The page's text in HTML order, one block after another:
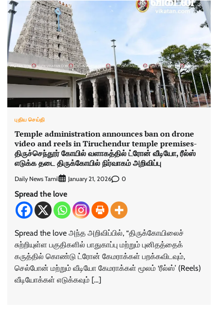
புதிய செய்தி
Temple administration announces ban on drone
video and reels in Tiruchendur temple premises-
திருச்செந்தூர் கோயில் வளாகத்தில் ட்ரோன் வீடியோ, ரீல்ஸ்
எடுக்க தடை திருக்கோயில் நிர்வாகம் அறிவிப்பு
Daily News Tamil January 21, 2026 0
Spread the love
Spread the love அந்த அறிவிப்பில், “திருக்கோயிலைச்
சுற்றியுள்ள பகுதிகளில் பாதுகாப்பு மற்றும் புனிதத்தைக்
கருத்தில் கொண்டு ட்ரோன் கேமராக்கள் பறக்கவிடவும்,
செல்போன் மற்றும் வீடியோ கேமராக்கள் மூலம் ‘ரீல்ஸ்’ (Reels)
வீடியோக்கள் எடுக்கவும் […]